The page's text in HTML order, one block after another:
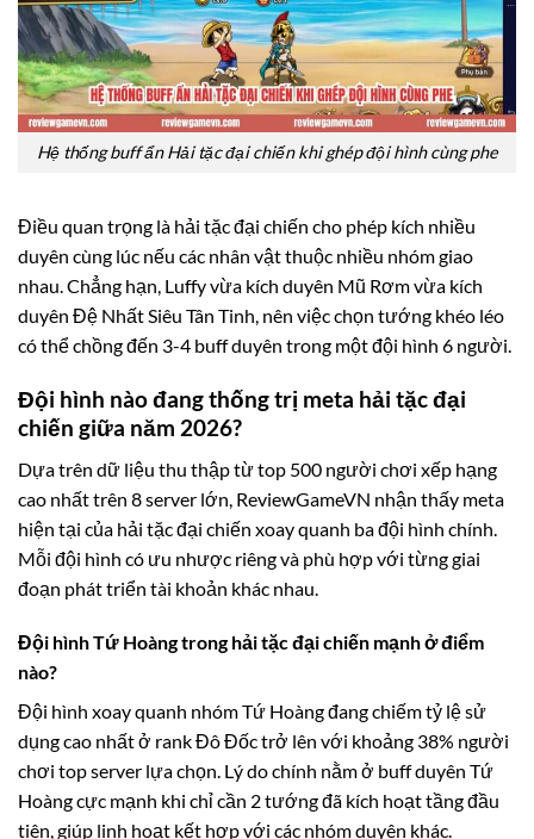
Hệ thống buff ẩn Hải tặc đại chiến khi ghép đội hình cùng phe
Điều quan trọng là hải tặc đại chiến cho phép kích nhiều
duyên cùng lúc nếu các nhân vật thuộc nhiều nhóm giao
nhau. Chẳng hạn, Luffy vừa kích duyên Mũ Rơm vừa kích
duyên Đệ Nhất Siêu Tân Tinh, nên việc chọn tướng khéo léo
có thể chồng đến 3-4 buff duyên trong một đội hình 6 người.
Đội hình nào đang thống trị meta hải tặc đại
chiến giữa năm 2026?
Dựa trên dữ liệu thu thập từ top 500 người chơi xếp hạng
cao nhất trên 8 server lớn, ReviewGameVN nhận thấy meta
hiện tại của hải tặc đại chiến xoay quanh ba đội hình chính.
Mỗi đội hình có ưu nhược riêng và phù hợp với từng giai
đoạn phát triển tài khoản khác nhau.
Đội hình Tứ Hoàng trong hải tặc đại chiến mạnh ở điểm
nào?
Đội hình xoay quanh nhóm Tứ Hoàng đang chiếm tỷ lệ sử
dụng cao nhất ở rank Đô Đốc trở lên với khoảng 38% người
chơi top server lựa chọn. Lý do chính nằm ở buff duyên Tứ
Hoàng cực mạnh khi chỉ cần 2 tướng đã kích hoạt tầng đầu
tiên, giúp linh hoạt kết hợp với các nhóm duyên khác.